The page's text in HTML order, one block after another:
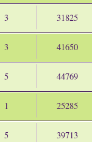
3 31825
3 41650
5 44769
1 25285
5 39713